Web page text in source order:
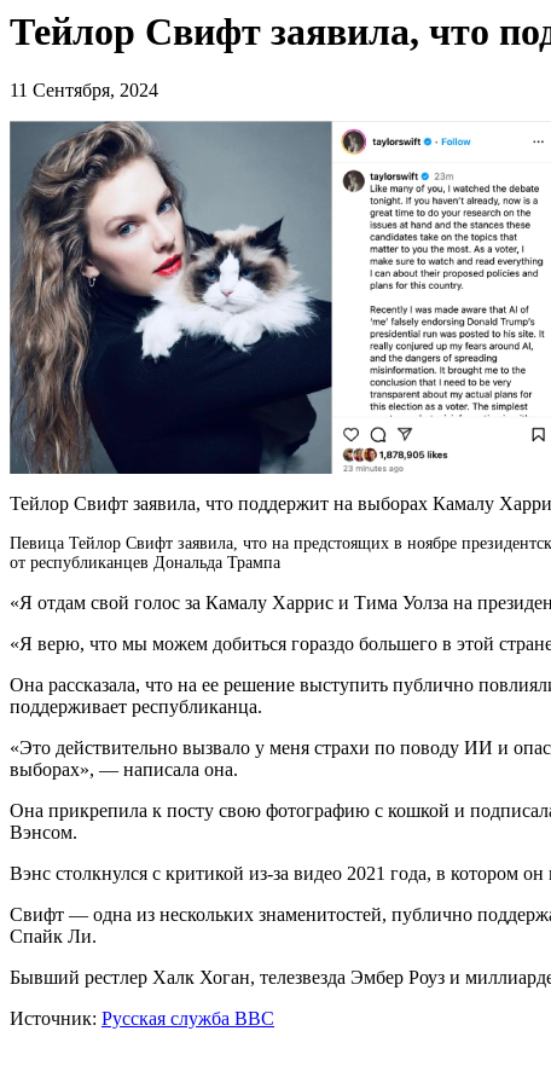
Тейлор Свифт заявила, что
11 Сентября, 2024
Тейлор Свифт заявила, что поддержит на выборах Камалу
Певица Тейлор Свифт заявила, что на предстоящих в ноябре
от республиканцев Дональда Трампа
«Я отдам свой голос за Камалу Харрис и Тима Уолза на
«Я верю, что мы можем добиться гораздо большего в этой
Она рассказала, что на ее решение выступить публично
поддерживает республиканца.
«Это действительно вызвало у меня страхи по поводу ИИ и
выборах», — написала она.
Она прикрепила к посту свою фотографию с кошкой и
Вэнсом.
Вэнс столкнулся с критикой из-за видео 2021 года, в котором
Свифт — одна из нескольких знаменитостей, публично
Спайк Ли.
Бывший рестлер Халк Хоган, телезвезда Эмбер Роуз и
Источник: Русская служба BBC